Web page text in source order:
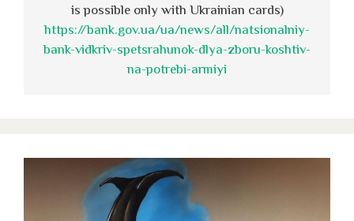
is possible only with Ukrainian cards)
https://bank.gov.ua/ua/news/all/natsionalniy-
bank-vidkriv-spetsrahunok-dlya-zboru-koshtiv-
na-potrebi-armiyi